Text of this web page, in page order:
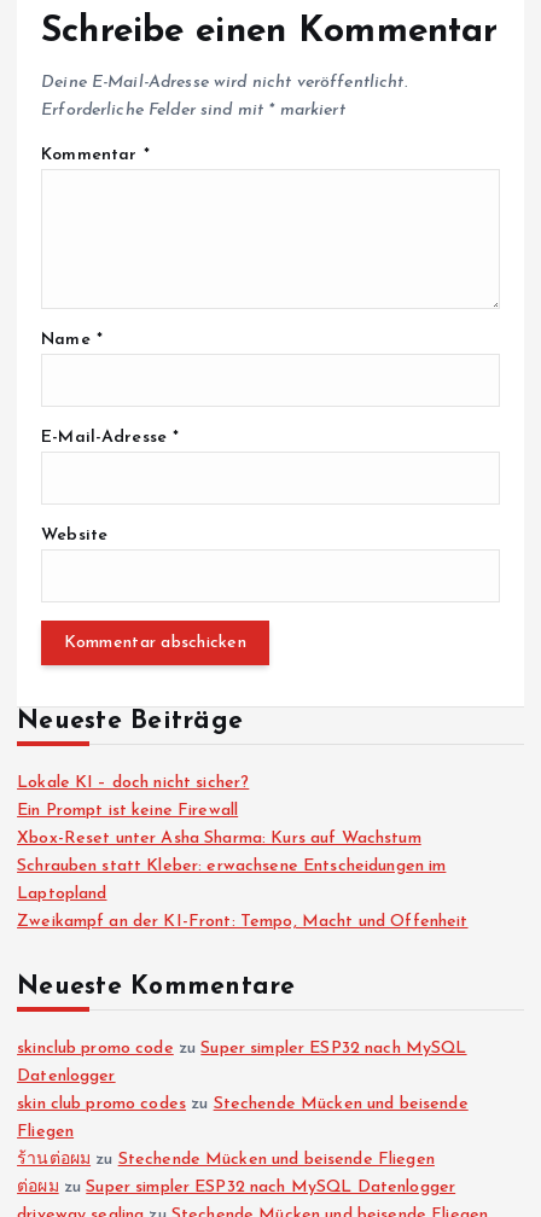
Schreibe einen Kommentar
Deine E-Mail-Adresse wird nicht veröffentlicht.
Erforderliche Felder sind mit *markiert
Kommentar *
Name *
E-Mail-Adresse*
Website
Neueste Beiträge
Lokale KI – doch nicht sicher?
Ein Prompt ist keine Firewall
Xbox-Reset unter Asha Sharma: Kurs auf Wachstum
Schrauben statt Kleber: erwachsene Entscheidungen im
Laptopland
Zweikampf an der KI-Front: Tempo, Macht und Offenheit
Neueste Kommentare
skinclub promo code zuSuper simpler ESP32 nach MySQL
Datenlogger
skin club promo codes zu Stechende Mücken und beisende
Fliegen
ร้านต่อผม zu Stechende Mücken und beisende Fliegen
ต่อผม zuSuper simpler ESP32 nach MySQL Datenlogger